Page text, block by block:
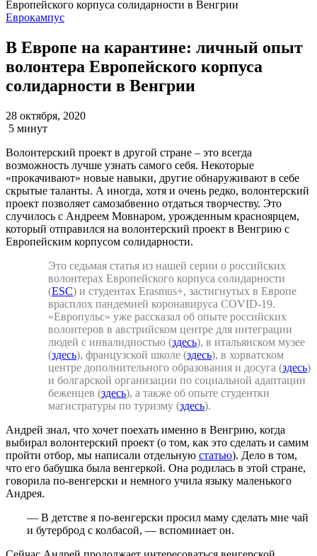
Еврокампус
В Европе на карантине: личный опыт
волонтера Европейского корпуса
солидарности в Венгрии
28 октября, 2020
5 минут
Волонтерский проект в другой стране – это всегда
возможность лучше узнать самого себя. Некоторые
«прокачивают» новые навыки, другие обнаруживают в себе
скрытые таланты. А иногда, хотя и очень редко, волонтерский
проект позволяет самозабвенно отдаться творчеству. Это
случилось с Андреем Мовнаром, урожденным красноярцем,
который отправился на волонтерский проект в Венгрию с
Европейским корпусом солидарности.
Это седьмая статья из нашей серии о российских
волонтерах Европейского корпуса солидарности
(ESC) и студентах Erasmus+, застигнутых в Европе
врасплох пандемией коронавируса COVID-19.
«Европульс» уже рассказал об опыте российских
волонтеров в австрийском центре для интеграции
людей с инвалидностью (здесь), в итальянском музее
(здесь), французской школе (здесь), в хорватском
центре дополнительного образования и досуга (здесь)
и болгарской организации по социальной адаптации
беженцев (здесь), а также об опыте студентки
магистратуры по туризму (здесь).
Андрей знал, что хочет поехать именно в Венгрию, когда
выбирал волонтерский проект (о том, как это сделать и самим
пройти отбор, мы написали отдельную статью). Дело в том,
что его бабушка была венгеркой. Она родилась в этой стране,
говорила по-венгерски и немного учила языку маленького
Андрея.
— В детстве я по-венгерски просил маму сделать мне чай
и бутерброд с колбасой, — вспоминает он.